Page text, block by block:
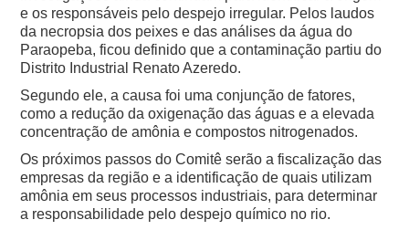
e os responsáveis pelo despejo irregular. Pelos laudos
da necropsia dos peixes e das análises da água do
Paraopeba, ficou definido que a contaminação partiu do
Distrito Industrial Renato Azeredo.
Segundo ele, a causa foi uma conjunção de fatores,
como a redução da oxigenação das águas e a elevada
concentração de amônia e compostos nitrogenados.
Os próximos passos do Comitê serão a fiscalização das
empresas da região e a identificação de quais utilizam
amônia em seus processos industriais, para determinar
a responsabilidade pelo despejo químico no rio.